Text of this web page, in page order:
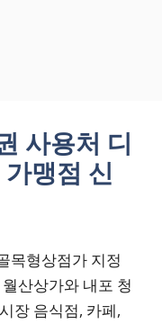
사용처 디
맹점 신
목형상점가 지정
산상가와 내포 청
장 음식점, 카페,